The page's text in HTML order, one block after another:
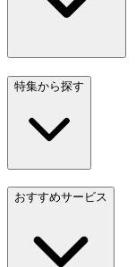
特集から探す
おすすめサービス